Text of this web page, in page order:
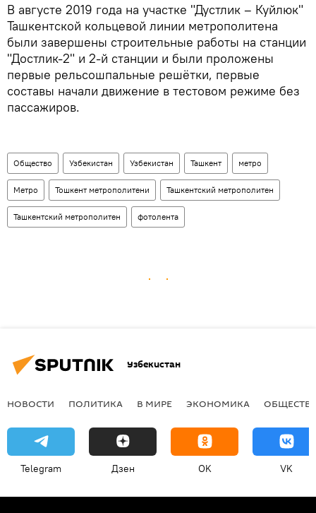
В августе 2019 года на участке "Дустлик – Куйлюк"
Ташкентской кольцевой линии метрополитена
были завершены строительные работы на станции
"Достлик-2" и 2-й станции и были проложены
первые рельсошпальные решётки, первые
составы начали движение в тестовом режиме без
пассажиров.
Общество Узбекистан Узбекистан Ташкент метро
Метро Тошкент метрополитени Ташкентский метрополитен
Ташкентский метрополитен фотолента
Узбекистан
НОВОСТИ ПОЛИТИКА В МИРЕ ЭКОНОМИКА
Telegram Дзен OK VK